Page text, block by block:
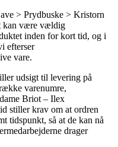
> Prydbuske > Kristorn
kan være vældig
inden for kort tid, og i
efterser
vare.
udsigt til levering på
varenumre,
Briot – Ilex
stiller krav om at ordren
tidspunkt, så at de kan nå
drager